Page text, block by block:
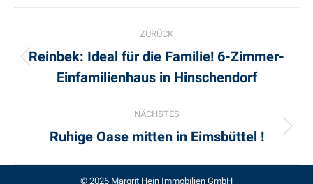
navigation
ZURÜCK
Previous
project:
Reinbek: Ideal für die Familie! 6-Zimmer-
Einfamilienhaus in Hinschendorf
NÄCHSTES
Next
Ruhige Oase mitten in Eimsbüttel !
© 2026 Margrit Hein Immobilien GmbH